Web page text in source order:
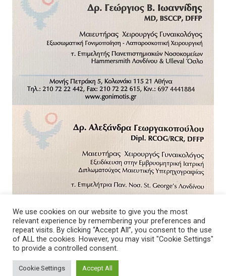
© 2026 - Νοσοκομείο. All Rights Reserved.
We use cookies on our website to give you the most
relevant experience by remembering your preferences and
repeat visits. By clicking “Accept All”, you consent to the use
of ALL the cookies. However, you may visit "Cookie Settings"
to provide a controlled consent.
Cookie Settings Accept All